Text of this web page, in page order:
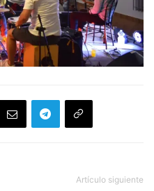
Artículo siguiente